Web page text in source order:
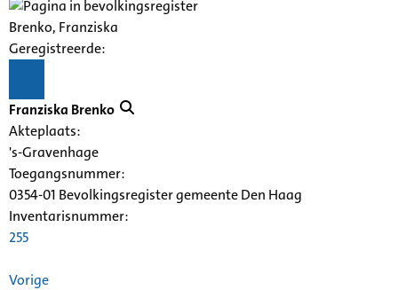
Brenko, Franziska
Geregistreerde:
Franziska Brenko
Akteplaats:
's-Gravenhage
Toegangsnummer:
0354-01 Bevolkingsregister gemeente Den Haag
Inventarisnummer:
255
Vorige